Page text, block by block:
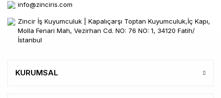
info@zinciris.com
Zincir İş Kuyumculuk | Kapalıçarşı Toptan Kuyumculuk,İç Kapı,
Molla Fenari Mah, Vezirhan Cd. NO: 76 NO: 1, 34120 Fatih/
İstanbul
KURUMSAL